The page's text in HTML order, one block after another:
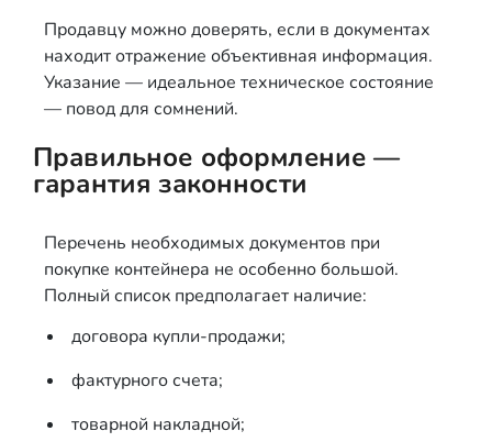
Продавцу можно доверять, если в документах
находит отражение объективная информация.
Указание — идеальное техническое состояние
— повод для сомнений.
Правильное оформление —
гарантия законности
Перечень необходимых документов при
покупке контейнера не особенно большой.
Полный список предполагает наличие:
договора купли-продажи;
фактурного счета;
товарной накладной;